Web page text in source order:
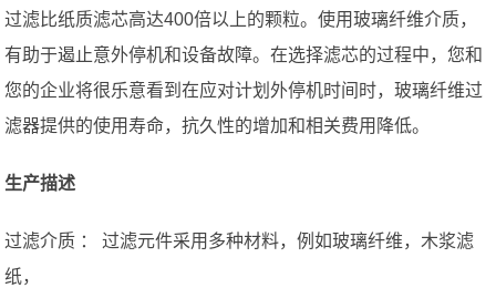
过滤比纸质滤芯高达400倍以上的颗粒。使用玻璃纤维介质，
有助于遏止意外停机和设备故障。在选择滤芯的过程中，您和
您的企业将很乐意看到在应对计划外停机时间时，玻璃纤维过
滤器提供的使用寿命，抗久性的增加和相关费用降低。
生产描述
过滤介质 ： 过滤元件采用多种材料，例如玻璃纤维，木浆滤
纸，